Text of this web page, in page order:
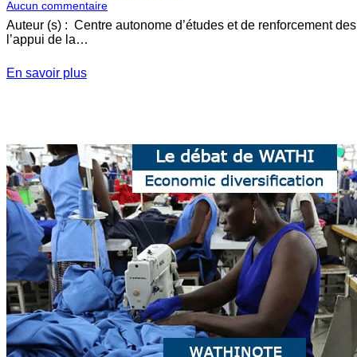
Aucun commentaire
Auteur (s) : Centre autonome d’études et de renforcement
l’appui de la…
En savoir plus